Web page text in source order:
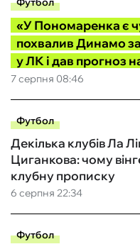
7 серпня 08:46
«У Пономаренка є
похвалив Динамо
у ЛК і дав прогноз
Футбол
6 серпня 22:34
Декілька клубів Ла
Циганкова: чому
клубну прописку
Футбол